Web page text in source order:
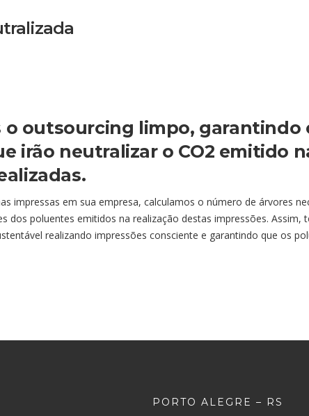
o outsourcing limpo, garantindo
irão neutralizar o CO2 emitido
impressas em sua empresa, calculamos o número de árvores
dos poluentes emitidos na realização destas impressões. Assim,
realizando impressões consciente e garantindo que os
PORTO ALEGRE – RS